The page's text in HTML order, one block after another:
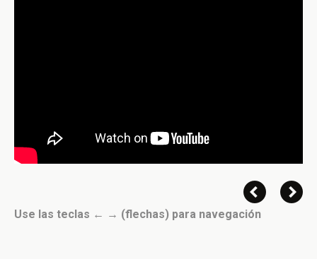
Use las teclas ← → (flechas) para navegación